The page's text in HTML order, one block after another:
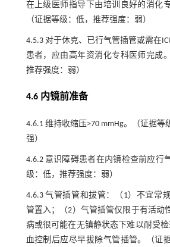
在上级医师指导下由培训良好的消化
（证据等级：低，推荐强度：弱）
4.5.3 对于休克、已行气管插管或需在
患者，应由高年资消化专科医师完成
推荐强度：弱）
4.6 内镜前准备
4.6.1 维持收缩压>70 mmHg。（证据等
强）
4.6.2 意识障碍患者在内镜检查前应行
级：低，推荐强度：弱）
4.6.3 气管插管和拔管：（1）不宜常
管置入；（2）气管插管仅限于有活动
病或很可能在无镇静状态下难以耐受
血控制后应尽早拔除气管插管。（证